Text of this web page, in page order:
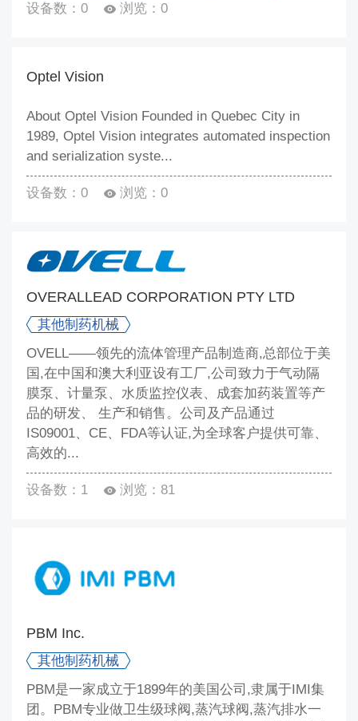
设备数：0 浏览：0
Optel Vision
About Optel Vision Founded in Quebec City in
1989, Optel Vision integrates automated inspection
and serialization syste...
设备数：0 浏览：0
OVERALLEAD CORPORATION PTY LTD
其他制药机械
OVELL——领先的流体管理产品制造商,总部位于美
国,在中国和澳大利亚设有工厂,公司致力于气动隔
膜泵、计量泵、水质监控仪表、成套加药装置等产
品的研发、 生产和销售。公司及产品通过
IS09001、CE、FDA等认证,为全球客户提供可靠、
高效的...
设备数：1 浏览：81
PBM Inc.
其他制药机械
PBM是一家成立于1899年的美国公司,隶属于IMI集
团。PBM专业做卫生级球阀,蒸汽球阀,蒸汽排水一